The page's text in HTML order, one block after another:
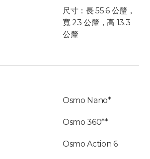
尺寸：長 55.6 公釐，
寬 23 公釐，高 13.3
公釐
Osmo Nano*
Osmo 360**
Osmo Action 6